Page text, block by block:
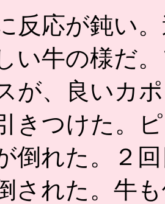
反応が鈍い
い牛の様だ
が、良いカ
きつけた。
倒れた。２
された。牛